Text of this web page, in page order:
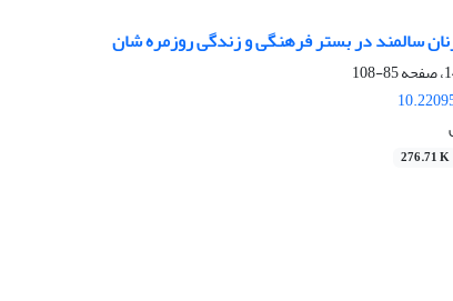
زنان سالمند در بستر فرهنگی و زندگی روزمره شان
85-108
276.71 K